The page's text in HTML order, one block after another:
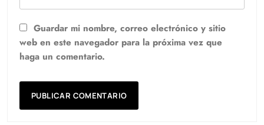
Guardar mi nombre, correo electrónico y sitio
web en este navegador para la próxima vez que
haga un comentario.